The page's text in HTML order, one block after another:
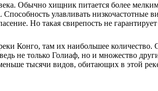
Обычно хищник питается более
улавливать низкочастотные
Но такая свирепость не
Конго, там их наибольшее
не только Голиаф, но и множество
тысячи видов, обитающих в этой